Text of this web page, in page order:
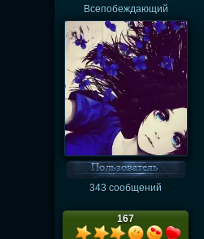
Всепобеждающий
343 сообщений
167